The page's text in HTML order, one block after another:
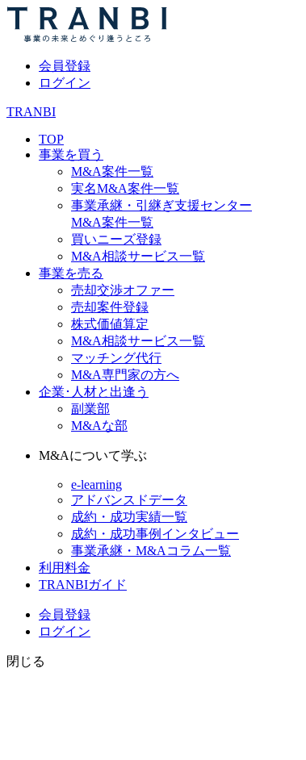
会員登録
ログイン
TRANBI
TOP
事業を買う
M&A案件一覧
実名M&A案件一覧
事業承継・引継ぎ支援センター
M&A案件一覧
買いニーズ登録
M&A相談サービス一覧
事業を売る
売却交渉オファー
売却案件登録
株式価値算定
M&A相談サービス一覧
マッチング代行
M&A専門家の方へ
企業･人材と出逢う
副業部
M&Aな部
M&Aについて学ぶ
e-learning
アドバンスドデータ
成約・成功実績一覧
成約・成功事例インタビュー
事業承継・M&Aコラム一覧
利用料金
TRANBIガイド
会員登録
ログイン
閉じる